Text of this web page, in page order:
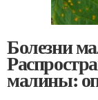
Болезни
малины: